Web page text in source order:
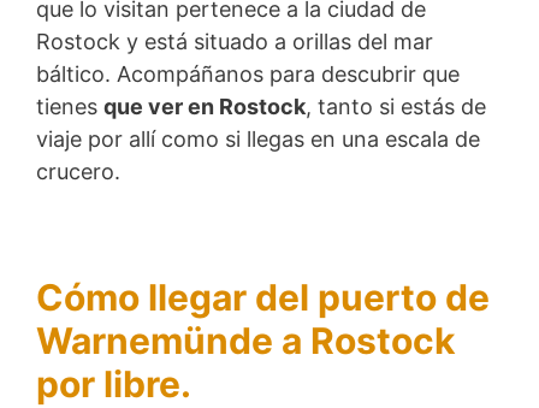
que lo visitan pertenece a la ciudad de
Rostock y está situado a orillas del mar
báltico. Acompáñanos para descubrir que
tienes que ver en Rostock, tanto si estás de
viaje por allí como si llegas en una escala de
crucero.
Cómo llegar del puerto de
Warnemünde a Rostock
por libre.